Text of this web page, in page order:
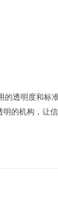
透明度和标
的机构，让